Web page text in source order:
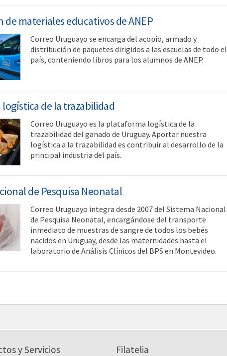
de materiales educativos de ANEP
Correo Uruguayo se encarga del acopio, armado y
distribución de paquetes dirigidos a las escuelas de todo el
país, conteniendo libros para los alumnos de ANEP.
de la trazabilidad
Correo Uruguayo es la plataforma logística de la
trazabilidad del ganado de Uruguay. Aportar nuestra
logística a la trazabilidad es contribuir al desarrollo de la
principal industria del país.
de Pesquisa Neonatal
Correo Uruguayo integra desde 2007 del Sistema Nacional
de Pesquisa Neonatal, encargándose del transporte
inmediato de muestras de sangre de todos los bebés
nacidos en Uruguay, desde las maternidades hasta el
laboratorio de Análisis Clínicos del BPS en Montevideo.
y Servicios Filatelia